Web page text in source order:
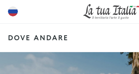
DOVE ANDARE